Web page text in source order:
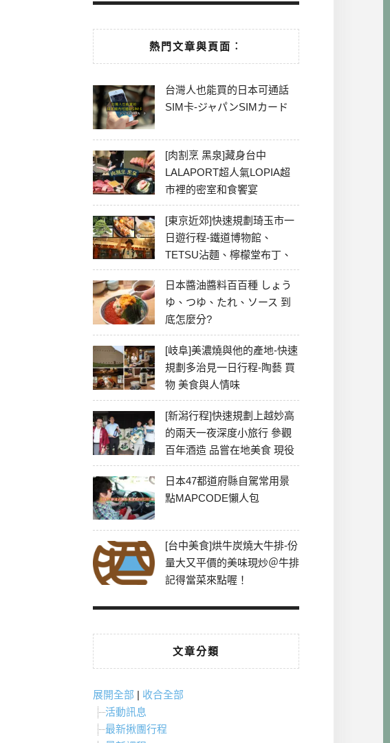
熱門文章與頁面︰
台灣人也能買的日本可通話
SIM卡-ジャパンSIMカード
[肉割烹 黑泉]藏身台中
LALAPORT超人氣LOPIA超
市裡的密室和食饗宴
[東京近郊]快速規劃琦玉市一
日遊行程-鐵道博物館、
TETSU沾麵、檸檬堂布丁、
冰川神社、美食彙整
日本醬油醬料百百種 しょう
ゆ、つゆ、たれ、ソース 到
底怎麼分?
[岐阜]美濃燒與他的產地-快速
規劃多治見一日行程-陶藝 買
物 美食與人情味
[新潟行程]快速規劃上越妙高
的兩天一夜深度小旅行 參觀
百年酒造 品嘗在地美食 現役
最老牌電影院
日本47都道府縣自駕常用景
點MAPCODE懶人包
[台中美食]烘牛炭燒大牛排-份
量大又平價的美味現炒＠牛排
記得當菜來點喔！
文章分類
展開全部 | 收合全部
活動訊息
最新揪團行程